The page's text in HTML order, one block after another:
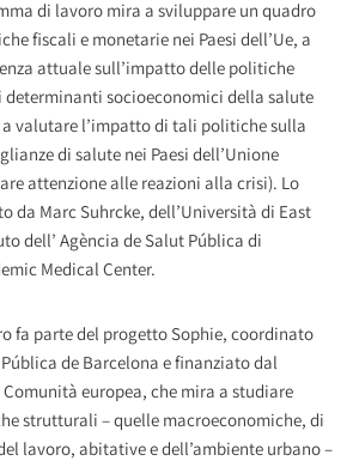
di lavoro mira a sviluppare un quadro
fiscali e monetarie nei Paesi dell’Ue, a
attuale sull’impatto delle politiche
determinanti socioeconomici della salute
a valutare l’impatto di tali politiche sulla
di salute nei Paesi dell’Unione
attenzione alle reazioni alla crisi). Lo
da Marc Suhrcke, dell’Università di East
dell’ Agència de Salut Pública di
Medical Center.
fa parte del progetto Sophie, coordinato
de Barcelona e finanziato dal
europea, che mira a studiare
strutturali – quelle macroeconomiche, di
lavoro, abitative e dell’ambiente urbano –